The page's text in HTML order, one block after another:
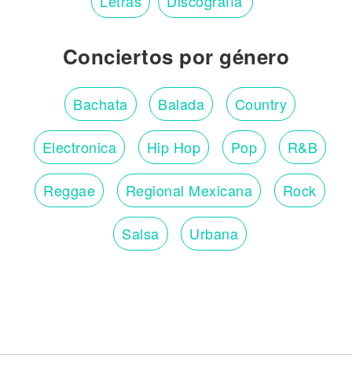
Conciertos por género
Bachata Balada Country
Electronica Hip Hop Pop R&B
Reggae Regional Mexicana Rock
Salsa Urbana